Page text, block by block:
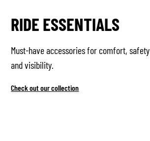
RIDE ESSENTIALS
Must-have accessories for comfort, safety
and visibility.
Check out our collection